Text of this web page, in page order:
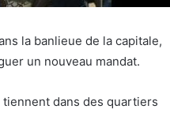
la banlieue de la capitale,
un nouveau mandat.
dans des quartiers